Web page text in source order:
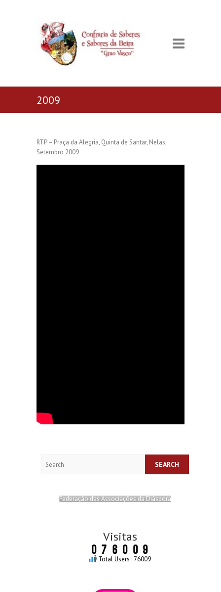
2009
RTP – Praça da Alegria, Quinta de Santar, Nelas,
Setembro 2009
Federação das Associações da Diáspora
Visitas
Total Users : 76009